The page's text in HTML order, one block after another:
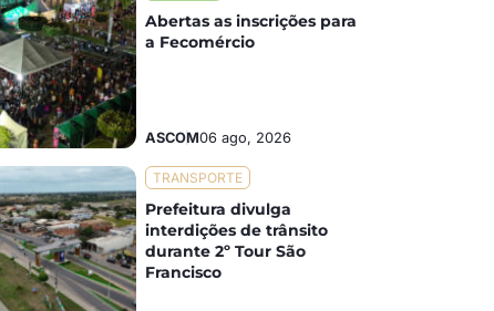
Abertas as inscrições para
a Fecomércio
ASCOM06 ago, 2026
TRANSPORTE
Prefeitura divulga
interdições de trânsito
durante 2º Tour São
Francisco